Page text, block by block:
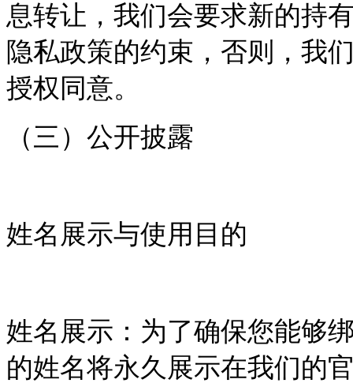
息转让，我们会要求新的持
隐私政策的约束，否则，我
授权同意。
（三）公开披露
姓名展示与使用目的
姓名展示：为了确保您能够
的姓名将永久展示在我们的